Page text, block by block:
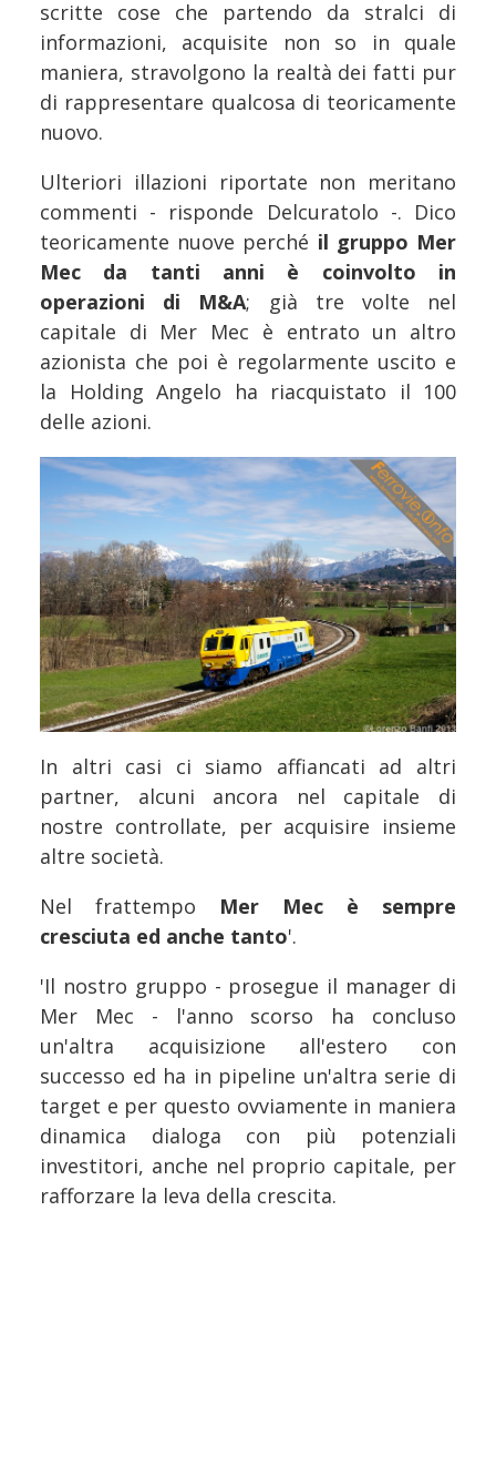
scritte cose che partendo da stralci di
informazioni, acquisite non so in quale
maniera, stravolgono la realtà dei fatti pur
di rappresentare qualcosa di teoricamente
nuovo.
Ulteriori illazioni riportate non meritano
commenti - risponde Delcuratolo -. Dico
teoricamente nuove perché il gruppo Mer
Mec da tanti anni è coinvolto in
operazioni di M&A; già tre volte nel
capitale di Mer Mec è entrato un altro
azionista che poi è regolarmente uscito e
la Holding Angelo ha riacquistato il 100
delle azioni.
In altri casi ci siamo affiancati ad altri
partner, alcuni ancora nel capitale di
nostre controllate, per acquisire insieme
altre società.
Nel frattempo Mer Mec è sempre
cresciuta ed anche tanto'.
'Il nostro gruppo - prosegue il manager di
Mer Mec - l'anno scorso ha concluso
un'altra acquisizione all'estero con
successo ed ha in pipeline un'altra serie di
target e per questo ovviamente in maniera
dinamica dialoga con più potenziali
investitori, anche nel proprio capitale, per
rafforzare la leva della crescita.